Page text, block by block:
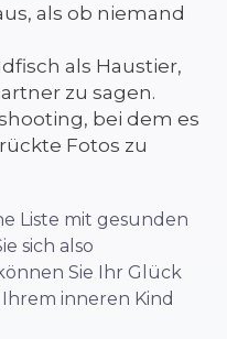
als ob niemand
als Haustier,
zu sagen.
bei dem es
Fotos zu
Liste mit gesunden
sich also
Sie Ihr Glück
inneren Kind